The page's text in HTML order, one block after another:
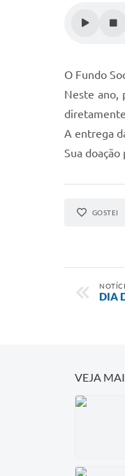
O Fundo
Neste ano,
A entrega
Sua
GOSTEI
DIA
VEJA